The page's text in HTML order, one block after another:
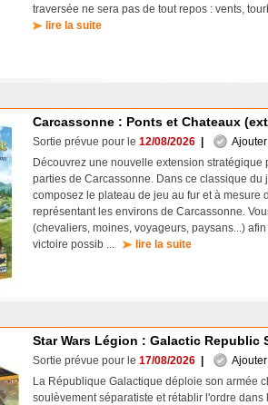
traversée ne sera pas de tout repos : vents,
lire la suite
Carcassonne : Ponts et Chateaux
Sortie prévue pour le 12/08/2026
Découvrez une nouvelle extension
parties de Carcassonne. Dans ce classique du
composez le plateau de jeu au fur et à mesure
représentant les environs de Carcassonne.
(chevaliers, moines, voyageurs, paysans...)
victoire possib ...
lire la suite
Star Wars Légion : Galactic Republic
Sortie prévue pour le 17/08/2026
La République Galactique déploie son armée
soulèvement séparatiste et rétablir l'ordre